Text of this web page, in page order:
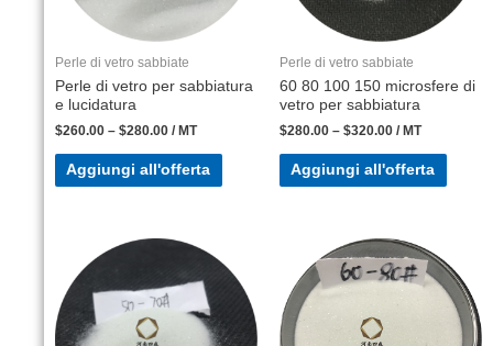
Perle di vetro sabbiate
Perle di vetro per sabbiatura
e lucidatura
$260.00 – $280.00 / MT
Aggiungi all'offerta
Perle di vetro sabbiate
60 80 100 150 microsfere di
vetro per sabbiatura
$280.00 – $320.00 / MT
Aggiungi all'offerta